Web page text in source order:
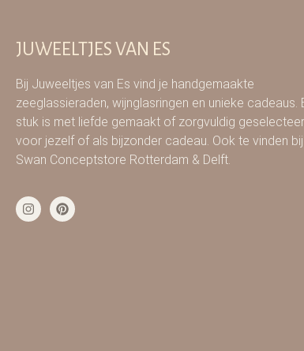
JUWEELTJES VAN ES
Bij Juweeltjes van Es vind je handgemaakte
zeeglassieraden, wijnglasringen en unieke cadeaus.
stuk is met liefde gemaakt of zorgvuldig
voor jezelf of als bijzonder cadeau. Ook te vinden bij
Swan Conceptstore Rotterdam & Delft.